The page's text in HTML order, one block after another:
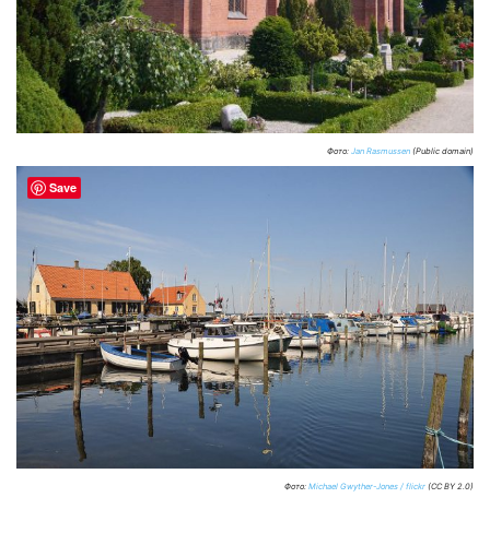
Фото: Jan Rasmussen (Public domain)
Фото: Michael Gwyther-Jones / flickr (CC BY 2.0)
Save